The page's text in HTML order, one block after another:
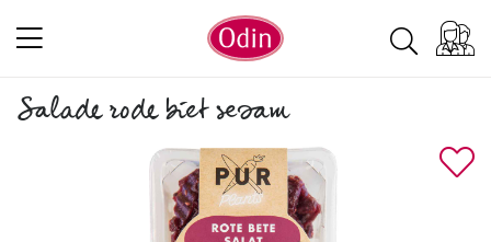
Salade rode biet sesam